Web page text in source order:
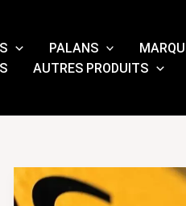
PALANS
AUTRES PRODUITS
Normes
relatives